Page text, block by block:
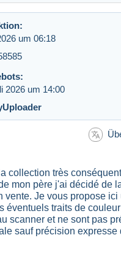
um 06:18
2026 um 14:00
collection très
mon père j'ai décidé de
vente. Je vous propose ici
éventuels traits de
scanner et ne sont pas
sauf précision expresse